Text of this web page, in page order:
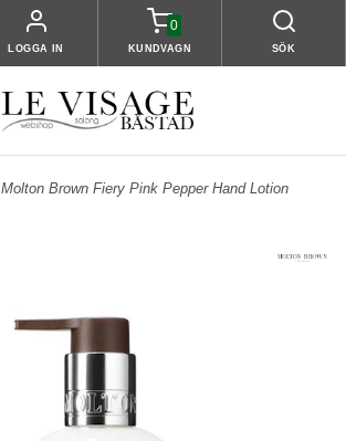
LOGGA IN
0
KUNDVAGN SÖK
Brown Fiery Pink Pepper Hand Lotion